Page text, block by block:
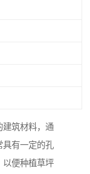
建筑材料，通
具有一定的孔
以便种植草坪